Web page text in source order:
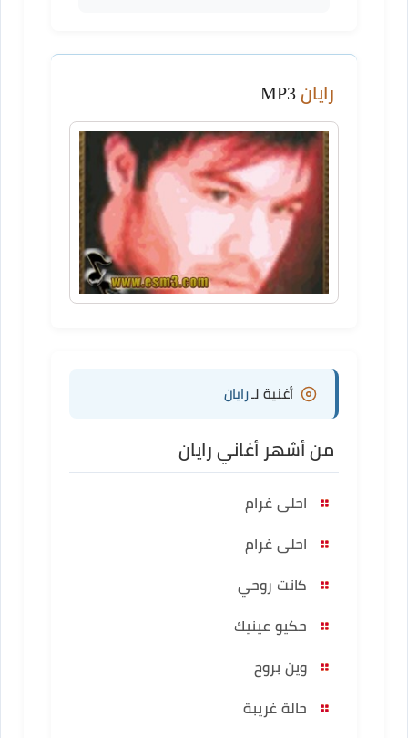
رايان
أغنية لـرايان
من أشهر أغاني رايان
احلى غرام
احلى غرام
كانت روحي
حكيو عينيك
وين بروح
حالة غريبة